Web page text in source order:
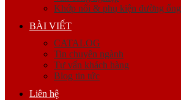
Khớp nối & phụ kiện đường ống
BÀI VIẾT
CATALOG
Tin chuyên ngành
Tư vấn khách hàng
Blog tin tức
Liên hệ